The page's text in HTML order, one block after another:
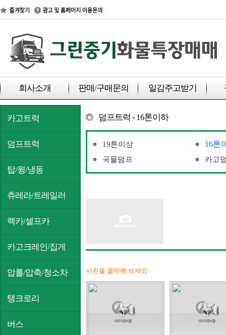
회사소개 판매/구매문의 일감주고받기
카고트럭
덤프트럭
탑/윙/냉동
츄레라/트레일러
렉카/셀프카
카고크레인/집게
압롤/압축/청소차
탱크로리
버스
덤프트럭 - 16톤이하
19톤이상 16톤
곡물덤프 카고
사진을 클릭해 보세요